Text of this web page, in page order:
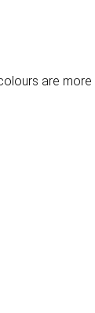
are